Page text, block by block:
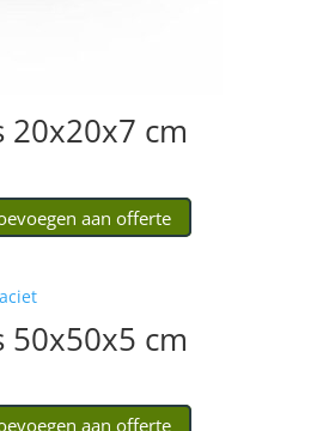
20x20x7 cm
aan offerte
50x50x5 cm
aan offerte